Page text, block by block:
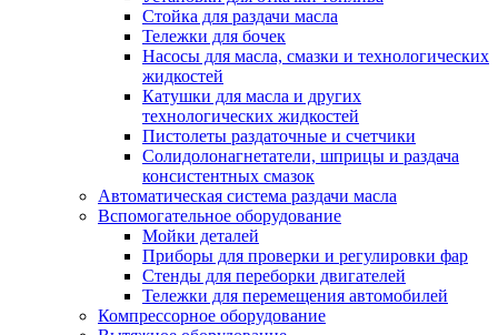
Стойка для раздачи масла
Тележки для бочек
Насосы для масла, смазки и технологических
жидкостей
Катушки для масла и других
технологических жидкостей
Пистолеты раздаточные и счетчики
Солидолонагнетатели, шприцы и раздача
консистентных смазок
Автоматическая система раздачи масла
Вспомогательное оборудование
Мойки деталей
Приборы для проверки и регулировки фар
Стенды для переборки двигателей
Тележки для перемещения автомобилей
Компрессорное оборудование